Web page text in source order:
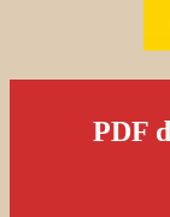
PDF